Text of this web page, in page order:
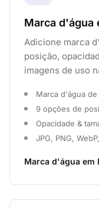
Marca d'água
Adicione marca
posição,
imagens de uso
Marca d'água
9 opções de
Opacidade &
JPG, PNG,
Marca d'água em